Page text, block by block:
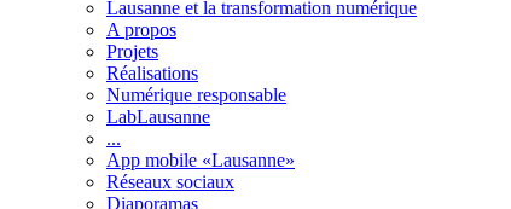
Lausanne et la transformation numérique
A propos
Projets
Réalisations
Numérique responsable
LabLausanne
...
App mobile «Lausanne»
Réseaux sociaux
Diaporamas